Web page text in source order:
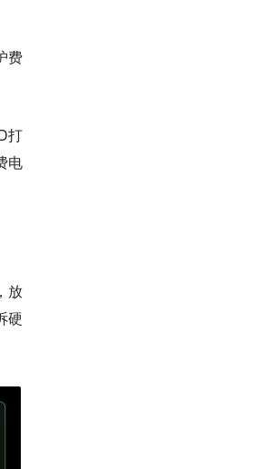
费
打
电
放
硬